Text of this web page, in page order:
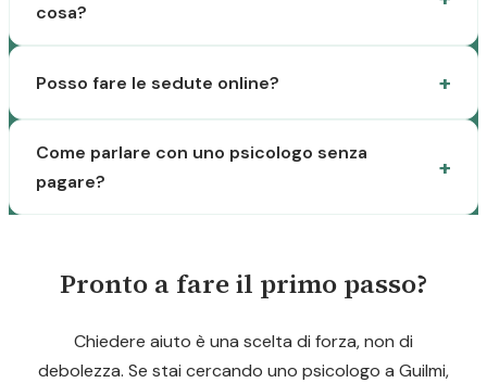
cosa?
Posso fare le sedute online?
Come parlare con uno psicologo senza
pagare?
Pronto a fare il primo passo?
Chiedere aiuto è una scelta di forza, non di
debolezza. Se stai cercando uno psicologo a Guilmi,